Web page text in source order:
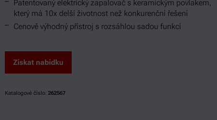
Patentovaný elektrický zapalovač s keramickým povlakem,
který má 10x delší životnost než konkurenční řešení
Cenově výhodný přístroj s rozsáhlou sadou funkcí
Získat nabídku
Katalogové číslo: 262567